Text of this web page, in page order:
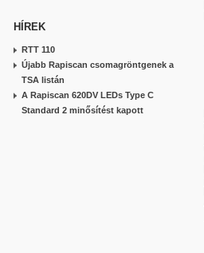
HÍREK
RTT 110
Újabb Rapiscan csomagröntgenek a
TSA listán
A Rapiscan 620DV LEDs Type C
Standard 2 minősítést kapott